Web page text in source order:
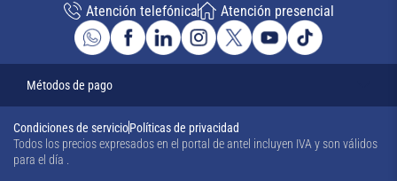
Atención telefónica
Atención presencial
Métodos de pago
Todos los precios expresados en el portal de antel incluyen IVA y son válidos
para el día
Condiciones de servicioPolíticas de privacidad